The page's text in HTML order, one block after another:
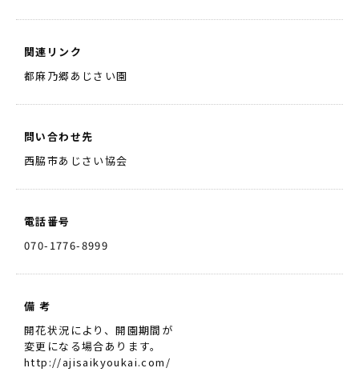
関連リンク
都麻乃郷あじさい園
問い合わせ先
西脇市あじさい協会
電話番号
070-1776-8999
備 考
開花状況により、開園期間が
変更になる場合あります。
http://ajisaikyoukai.com/